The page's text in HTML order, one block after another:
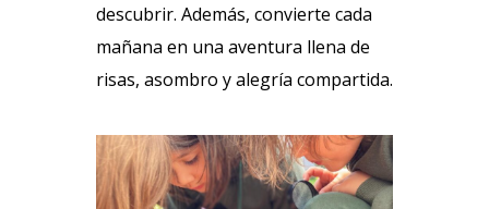
descubrir. Además, convierte cada
mañana en una aventura llena de
risas, asombro y alegría compartida.